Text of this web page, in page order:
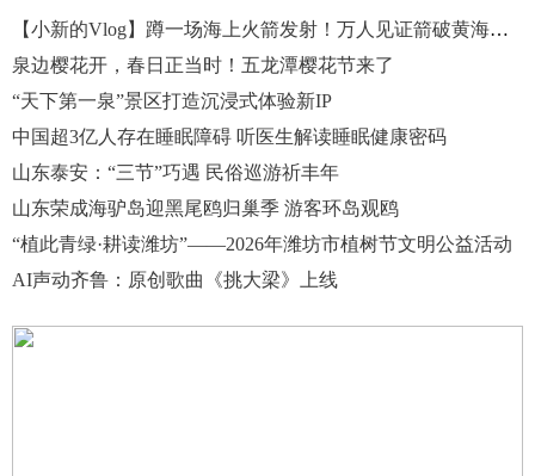
【小新的Vlog】蹲一场海上火箭发射！万人见证箭破黄海星夜
泉边樱花开，春日正当时！五龙潭樱花节来了
“天下第一泉”景区打造沉浸式体验新IP
中国超3亿人存在睡眠障碍 听医生解读睡眠健康密码
山东泰安：“三节”巧遇 民俗巡游祈丰年
山东荣成海驴岛迎黑尾鸥归巢季 游客环岛观鸥
“植此青绿·耕读潍坊”——2026年潍坊市植树节文明公益活动
AI声动齐鲁：原创歌曲《挑大梁》上线